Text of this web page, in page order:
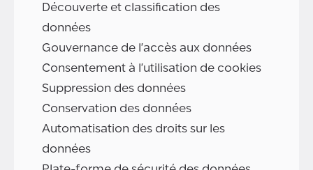
Découverte et classification des
données
Gouvernance de l'accès aux données
Consentement à l'utilisation de cookies
Suppression des données
Conservation des données
Automatisation des droits sur les
données